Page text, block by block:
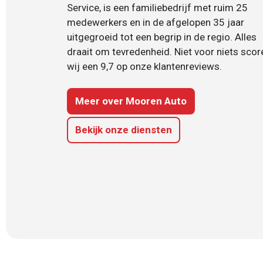
Service, is een familiebedrijf met ruim 25
medewerkers en in de afgelopen 35 jaar
uitgegroeid tot een begrip in de regio. Alles
draait om tevredenheid. Niet voor niets
wij een 9,7 op onze klantenreviews.
Meer over Mooren Auto
Bekijk onze diensten